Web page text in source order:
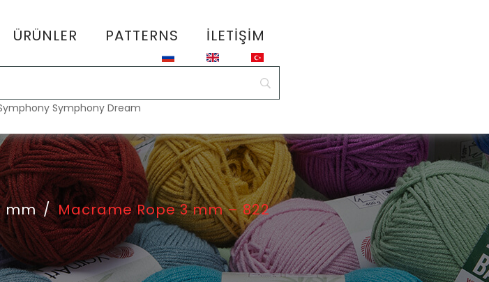
ÜRÜNLER PATTERNS İLETIŞIM
Symphony Dream
mm / Macrame Rope 3 mm – 822